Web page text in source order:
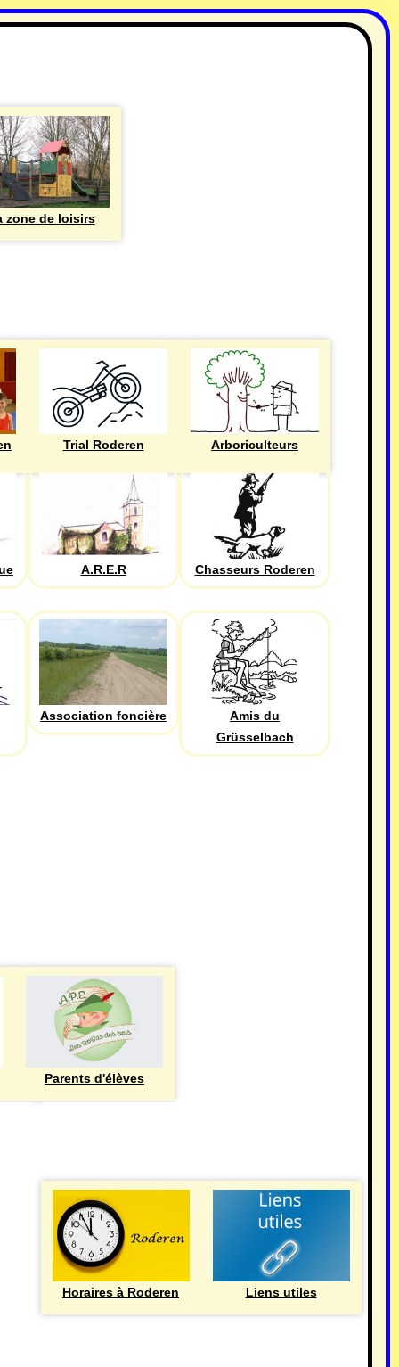
zone de loisirs
Trial Roderen Arboriculteurs
A.R.E.R Chasseurs Roderen
Association foncière
Amis du
Grüsselbach
Parents d'élèves
Horaires à Roderen Liens utiles